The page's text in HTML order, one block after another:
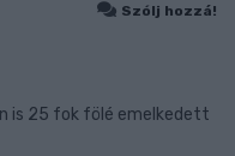
Szólj hozzá!
is 25 fok fölé emelkedett